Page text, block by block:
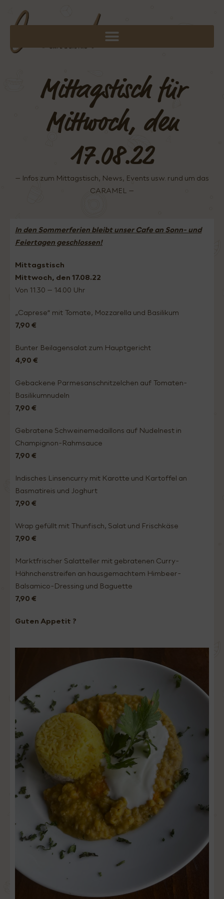
Mittagstisch für
Mittwoch, den
17.08.22
– Infos zum Mittagstisch, News, Events usw. rund um das
CARAMEL –
In den Sommerferien bleibt unser Cafe an Sonn- und
Feiertagen geschlossen!
Mittagstisch
Mittwoch, den 17.08.22
Von 11.30 – 14.00 Uhr
„Caprese“ mit Tomate, Mozzarella und Basilikum
7,90 €
Bunter Beilagensalat zum Hauptgericht
4,90 €
Gebackene Parmesanschnitzelchen auf Tomaten-
Basilikumnudeln
7,90 €
Gebratene Schweinemedaillons auf Nudelnest in
Champignon-Rahmsauce
7,90 €
Indisches Linsencurry mit Karotte und Kartoffel an
Basmatireis und Joghurt
7,90 €
Wrap gefüllt mit Thunfisch, Salat und Frischkäse
7,90 €
Marktfrischer Salatteller mit gebratenen Curry-
Hähnchenstreifen an hausgemachtem Himbeer-
Balsamico-Dressing und Baguette
7,90 €
Guten Appetit ?